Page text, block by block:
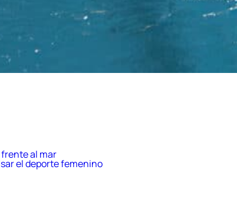
frente al mar
el deporte femenino